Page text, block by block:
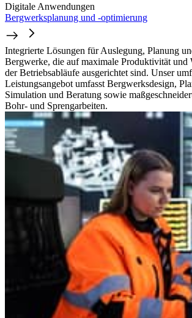
Digitale Anwendungen
Bergwerksplanung und -optimierung
Integrierte Lösungen für Auslegung, Planung
Bergwerke, die auf maximale Produktivität und
der Betriebsabläufe ausgerichtet sind. Unser
Leistungsangebot umfasst Bergwerksdesign,
Simulation und Beratung sowie
Bohr- und Sprengarbeiten.